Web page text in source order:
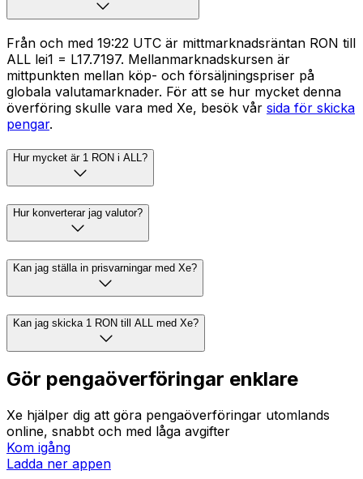
Från och med 19:22 UTC är mittmarknadsräntan RON till
ALL lei1 = L17.7197. Mellanmarknadskursen är
mittpunkten mellan köp- och försäljningspriser på
globala valutamarknader. För att se hur mycket denna
överföring skulle vara med Xe, besök vår sida för skicka
pengar.
Hur mycket är 1 RON i ALL?
Hur konverterar jag valutor?
Kan jag ställa in prisvarningar med Xe?
Kan jag skicka 1 RON till ALL med Xe?
Gör pengaöverföringar enklare
Xe hjälper dig att göra pengaöverföringar utomlands
online, snabbt och med låga avgifter
Kom igång
Ladda ner appen